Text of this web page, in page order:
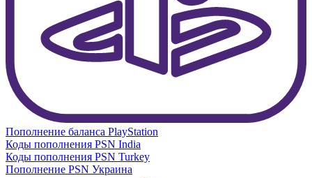
Пополнение баланса PlayStation
Коды пополнения PSN India
Коды пополнения PSN Turkey
Пополнение PSN Украина